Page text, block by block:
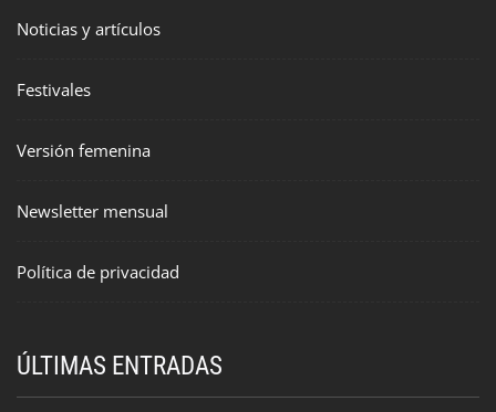
Noticias y artículos
Festivales
Versión femenina
Newsletter mensual
Política de privacidad
ÚLTIMAS ENTRADAS